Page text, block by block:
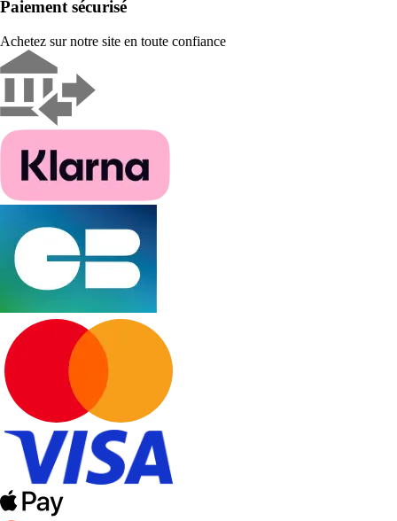
Paiement sécurisé
Achetez sur notre site en toute confiance